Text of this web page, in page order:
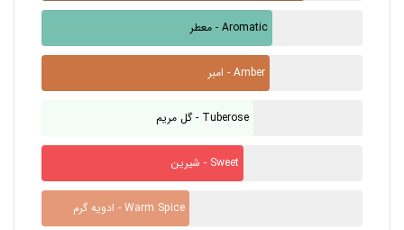
معطر - Aromatic
امبر - Amber
گل مریم - Tuberose
شیرین - Sweet
ادویه گرم - Warm Spice